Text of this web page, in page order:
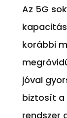
Az 5G
korábbi
jóval
biztosít a
rendszer